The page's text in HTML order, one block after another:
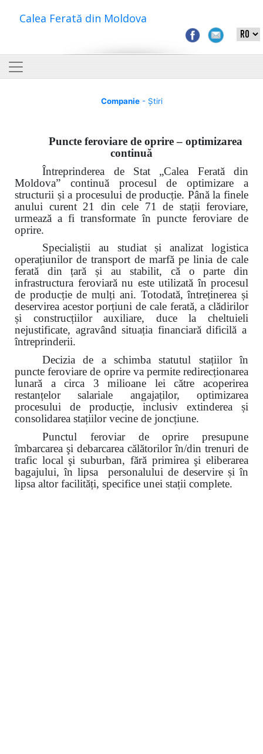
Calea Ferată din Moldova
Companie- Știri
Puncte feroviare de oprire – optimizarea
continuă
Întreprinderea de Stat „Calea Ferată din
Moldova” continuă procesul de optimizare a
structurii și a procesului de producție. Până la finele
anului curent 21 din cele 71 de stații feroviare,
urmează a fi transformate în puncte feroviare de
oprire.
Specialiștii au studiat și analizat logistica
operațiunilor de transport de marfă pe linia de cale
ferată din țară și au stabilit, că o parte din
infrastructura feroviară nu este utilizată în procesul
de producție de mulți ani. Totodată, întreținerea și
deservirea acestor porțiuni de cale ferată, a clădirilor
și construcțiilor auxiliare, duce la cheltuieli
nejustificate, agravând situația financiară dificilă a
întreprinderii.
Decizia de a schimba statutul stațiilor în
puncte feroviare de oprire va permite redirecționarea
lunară a circa 3 milioane lei către acoperirea
restanțelor salariale angajaților, optimizarea
procesului de producție, inclusiv extinderea și
consolidarea stațiilor vecine de joncțiune.
Punctul feroviar de oprire presupune
îmbarcarea şi debarcarea călătorilor în/din trenuri de
trafic local şi suburban, fără primirea şi eliberarea
bagajului, în lipsa personalului de deservire și în
lipsa altor facilități, specifice unei stații complete.